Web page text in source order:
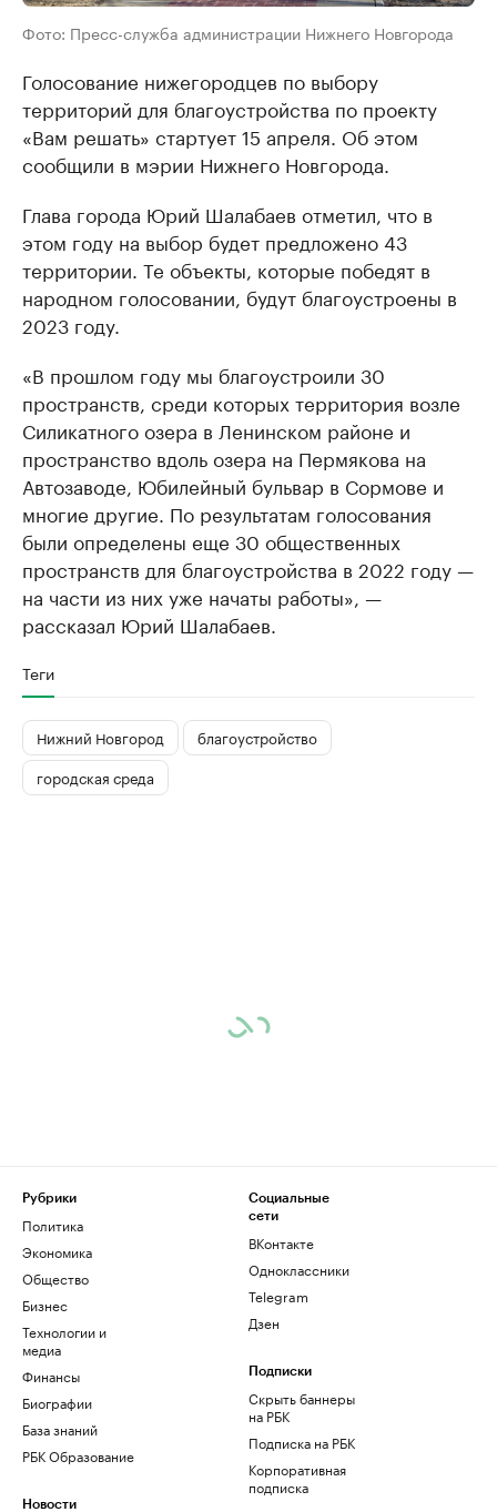
Фото: Пресс-служба администрации Нижнего Новгорода
Голосование нижегородцев по выбору
территорий для благоустройства по проекту
«Вам решать» стартует 15 апреля. Об этом
сообщили в мэрии Нижнего Новгорода.
Глава города Юрий Шалабаев отметил, что в
этом году на выбор будет предложено 43
территории. Те объекты, которые победят в
народном голосовании, будут благоустроены в
2023 году.
«В прошлом году мы благоустроили 30
пространств, среди которых территория возле
Силикатного озера в Ленинском районе и
пространство вдоль озера на Пермякова на
Автозаводе, Юбилейный бульвар в Сормове и
многие другие. По результатам голосования
были определены еще 30 общественных
пространств для благоустройства в 2022 году —
на части из них уже начаты работы», —
рассказал Юрий Шалабаев.
Теги
Нижний Новгород
благоустройство
городская среда
Рубрики
Политика
Экономика
Общество
Бизнес
Технологии и
медиа
Финансы
Биографии
База знаний
РБК Образование
Новости
Социальные
сети
ВКонтакте
Одноклассники
Telegram
Дзен
Подписки
Скрыть баннеры
на РБК
Подписка на РБК
Корпоративная
подписка